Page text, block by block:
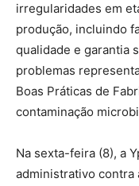
irregularidades em
produção, incluindo
qualidade e garantia
problemas
Boas Práticas de
contaminação
Na sexta-feira (8), a
administrativo contra